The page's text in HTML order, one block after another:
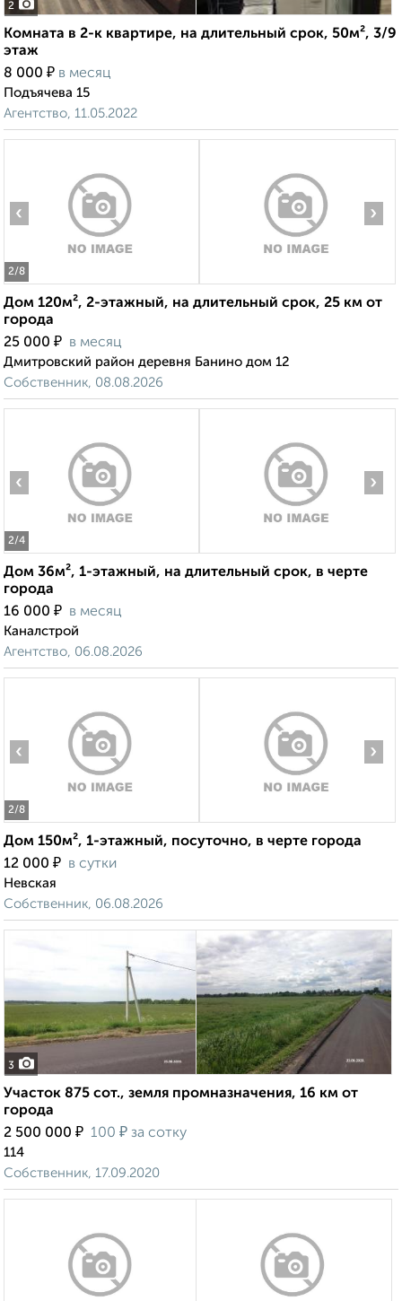
2
Комната в 2-к квартире, на длительный срок, 50м², 3/9
этаж
8 000 ₽ в месяц
Подъячева 15
Агентство, 11.05.2022
2/8
‹ ›
Дом 120м², 2-этажный, на длительный срок, 25 км от
города
25 000 ₽ в месяц
Дмитровский район деревня Банино дом 12
Собственник, 08.08.2026
2/4
‹ ›
Дом 36м², 1-этажный, на длительный срок, в черте
города
16 000 ₽ в месяц
Каналстрой
Агентство, 06.08.2026
2/8
‹ ›
Дом 150м², 1-этажный, посуточно, в черте города
12 000 ₽ в сутки
Невская
Собственник, 06.08.2026
3
Участок 875 сот., земля промназначения, 16 км от
города
2 500 000 ₽ 100 ₽ за сотку
114
Собственник, 17.09.2020